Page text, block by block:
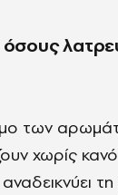
των
χωρίς
τη